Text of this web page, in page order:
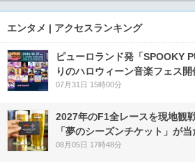
エンタメ | アクセスランキング
ピューロランド発「SPOOKY
りのハロウィーン音楽フェス開
07月31日 15時00分
2027年のF1全レースを現地観
「夢のシーズンチケット」が当
08月05日 17時48分